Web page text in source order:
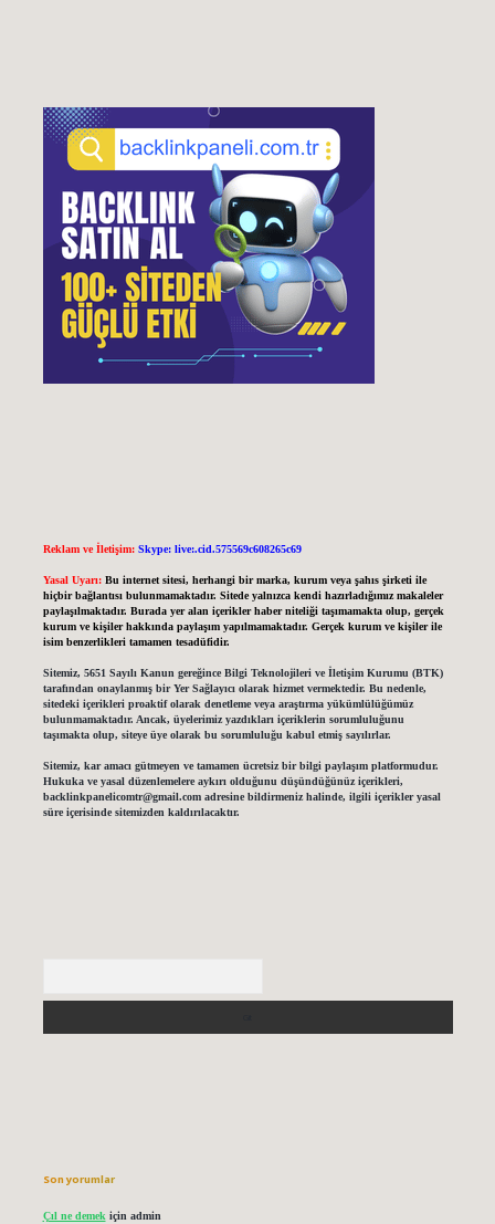
Reklam ve İletişim: Skype: live:.cid.575569c608265c69
Yasal Uyarı: Bu internet sitesi, herhangi bir marka, kurum veya şahıs şirketi ile
hiçbir bağlantısı bulunmamaktadır. Sitede yalnızca kendi hazırladığımız makaleler
paylaşılmaktadır. Burada yer alan içerikler haber niteliği taşımamakta olup, gerçek
kurum ve kişiler hakkında paylaşım yapılmamaktadır. Gerçek kurum ve kişiler ile
isim benzerlikleri tamamen tesadüfidir.
Sitemiz, 5651 Sayılı Kanun gereğince Bilgi Teknolojileri ve İletişim Kurumu (BTK)
tarafından onaylanmış bir Yer Sağlayıcı olarak hizmet vermektedir. Bu nedenle,
sitedeki içerikleri proaktif olarak denetleme veya araştırma yükümlülüğümüz
bulunmamaktadır. Ancak, üyelerimiz yazdıkları içeriklerin sorumluluğunu
taşımakta olup, siteye üye olarak bu sorumluluğu kabul etmiş sayılırlar.
Sitemiz, kar amacı gütmeyen ve tamamen ücretsiz bir bilgi paylaşım platformudur.
Hukuka ve yasal düzenlemelere aykırı olduğunu düşündüğünüz içerikleri,
backlinkpanelicomtr@gmail.comadresine bildirmeniz halinde, ilgili içerikler yasal
süre içerisinde sitemizden kaldırılacaktır.
Son yorumlar
Çıl ne demek için admin